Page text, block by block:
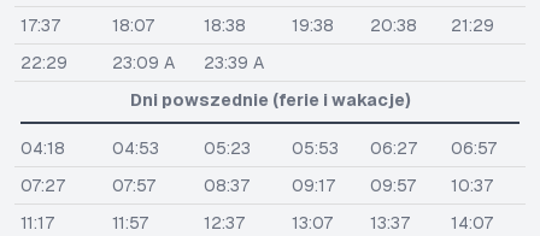
17:37
18:07 18:38 19:38 20:38
21:29
22:29
23:09 A
23:39 A
Dni powszednie (ferie i wakacje)
04:18 04:53 05:23 05:53 06:27
06:57
07:27
07:57 08:37 09:17 09:57
10:37
11:17
11:57 12:37 13:07 13:37
14:07